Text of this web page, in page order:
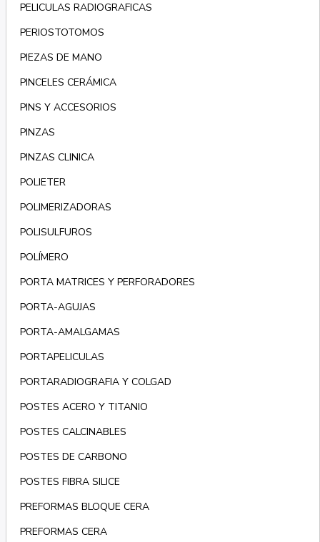
PELICULAS RADIOGRAFICAS
PERIOSTOTOMOS
PIEZAS DE MANO
PINCELES CERÁMICA
PINS Y ACCESORIOS
PINZAS
PINZAS CLINICA
POLIETER
POLIMERIZADORAS
POLISULFUROS
POLÍMERO
PORTA MATRICES Y PERFORADORES
PORTA-AGUJAS
PORTA-AMALGAMAS
PORTAPELICULAS
PORTARADIOGRAFIA Y COLGAD
POSTES ACERO Y TITANIO
POSTES CALCINABLES
POSTES DE CARBONO
POSTES FIBRA SILICE
PREFORMAS BLOQUE CERA
PREFORMAS CERA